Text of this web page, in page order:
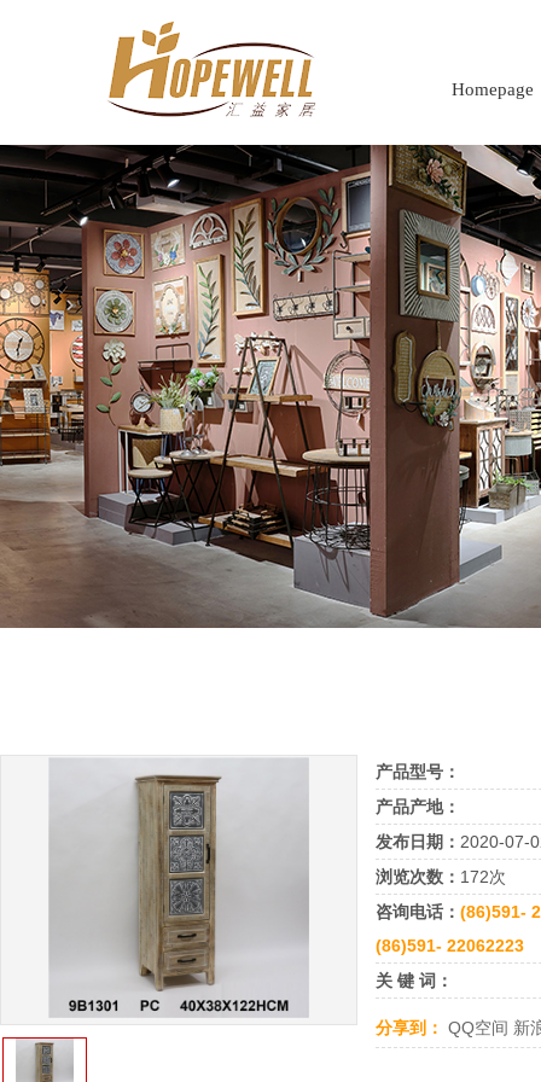
Homepage
产品型号：
产品产地：
发布日期： 2020-07-
浏览次数： 172次
咨询电话： (86)591-
(86)591- 22062223
关 键 词：
分享到： QQ空间 新